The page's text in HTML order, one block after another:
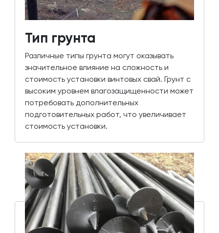
Тип грунта
Различные типы грунта могут оказывать
значительное влияние на сложность и
стоимость установки винтовых свай. Грунт с
высоким уровнем влагозащищенности может
потребовать дополнительных
подготовительных работ, что увеличивает
стоимость установки.